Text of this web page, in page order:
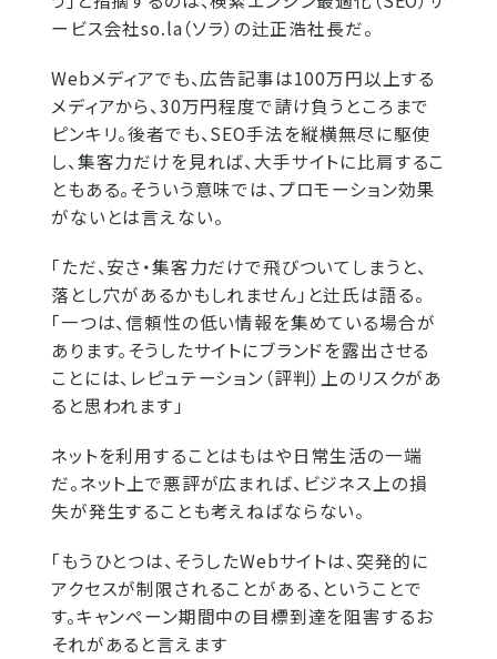
ービス会社so.la（ソラ）の辻正浩社長だ。
Webメディアでも、広告記事は100万円以上する
メディアから、30万円程度で請け負うところまで
ピンキリ。後者でも、SEO手法を縦横無尽に駆使
し、集客力だけを見れば、大手サイトに比肩するこ
ともある。そういう意味では、プロモーション効果
がないとは言えない。
「ただ、安さ・集客力だけで飛びついてしまうと、
落とし穴があるかもしれません」と辻氏は語る。
「一つは、信頼性の低い情報を集めている場合が
あります。そうしたサイトにブランドを露出させる
ことには、レピュテーション（評判）上のリスクがあ
ると思われます」
ネットを利用することはもはや日常生活の一端
だ。ネット上で悪評が広まれば、ビジネス上の損
失が発生することも考えねばならない。
「もうひとつは、そうしたWebサイトは、突発的に
アクセスが制限されることがある、ということで
す。キャンペーン期間中の目標到達を阻害するお
それがあると言えます